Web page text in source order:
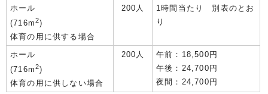
ホール
(716m2)
体育の用に供する場合
200人
1時間当たり 別表のとお
り
ホール
(716m2)
体育の用に供しない場合
200人
午前：18,500円
午後：24,700円
夜間：24,700円